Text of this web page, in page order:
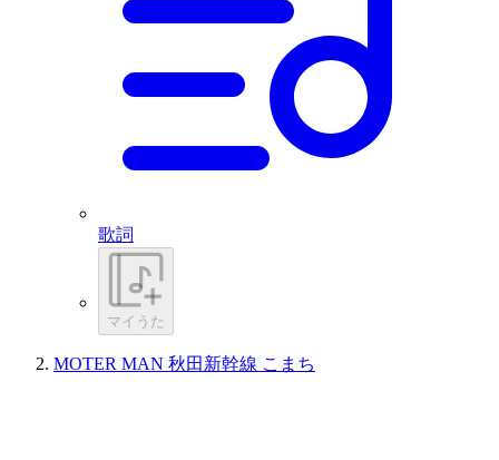
歌詞
マイうた
MOTER MAN 秋田新幹線 こまち